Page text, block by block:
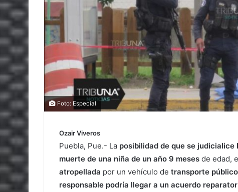
Foto: Especial
Ozair Viveros
Puebla, Pue.- La posibilidad de que se
muerte de una niña de un año 9 meses de edad,
atropellada por un vehículo de transporte
responsable podría llegar a un acuerdo